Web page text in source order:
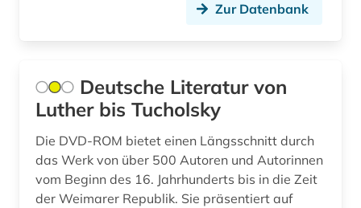
Zur Datenbank
Deutsche Literatur von
Luther bis Tucholsky
Die DVD-ROM bietet einen Längsschnitt durch
das Werk von über 500 Autoren und Autorinnen
vom Beginn des 16. Jahrhunderts bis in die Zeit
der Weimarer Republik. Sie präsentiert auf